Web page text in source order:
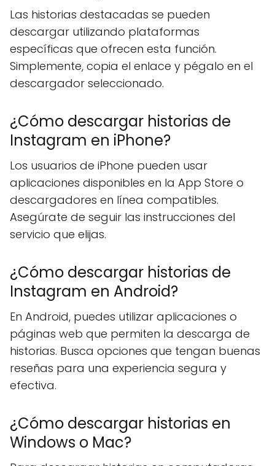
Las historias destacadas se pueden
descargar utilizando plataformas
específicas que ofrecen esta función.
Simplemente, copia el enlace y pégalo en el
descargador seleccionado.
¿Cómo descargar historias de
Instagram en iPhone?
Los usuarios de iPhone pueden usar
aplicaciones disponibles en la App Store o
descargadores en línea compatibles.
Asegúrate de seguir las instrucciones del
servicio que elijas.
¿Cómo descargar historias de
Instagram en Android?
En Android, puedes utilizar aplicaciones o
páginas web que permiten la descarga de
historias. Busca opciones que tengan buenas
reseñas para una experiencia segura y
efectiva.
¿Cómo descargar historias en
Windows o Mac?